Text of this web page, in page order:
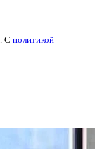
. С политикой